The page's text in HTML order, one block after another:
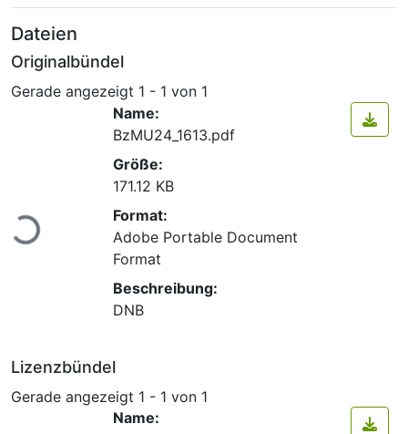
Dateien
Originalbündel
Gerade angezeigt 1 - 1 von 1
Lade...
Name:
BzMU24_1613.pdf
Größe:
171.12 KB
Format:
Adobe Portable Document
Format
Beschreibung:
DNB
Lizenzbündel
Gerade angezeigt 1 - 1 von 1
Name: